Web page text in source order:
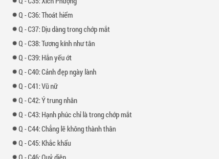
- 36: Thoát hiểm
- 37: Dịu dàng trong chớp mắt
- 38: Tương kính như tân
- 39: Hắn yếu ớt
- 40: Cảnh đẹp ngày lành
- 41: Vũ nữ
- 42: Ý trung nhân
- 43: Hạnh phúc chỉ là trong chớp mắt
- 44: Chẳng lẽ không thành thân
- 45: Khắc khẩu
- 46: Quỷ diện